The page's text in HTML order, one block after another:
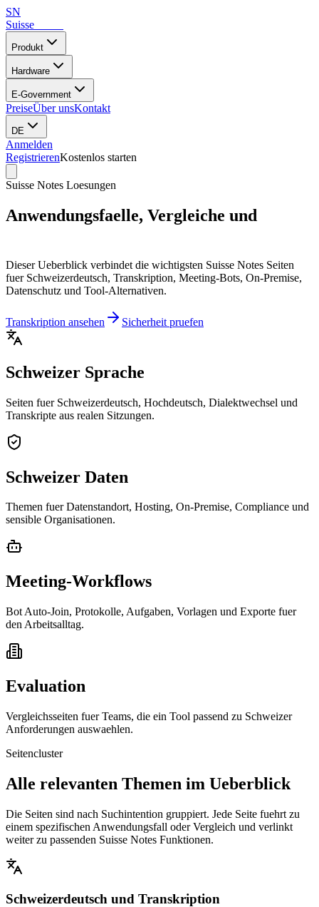
SN
Suisse
Produkt
Hardware
E-Government
PreiseÜber unsKontakt
DE
Anmelden
RegistrierenKostenlos starten
Suisse Notes Loesungen
Anwendungsfaelle, Vergleiche und
Dieser Ueberblick verbindet die wichtigsten Suisse Notes Seiten
fuer Schweizerdeutsch, Transkription, Meeting-Bots, On-Premise,
Datenschutz und Tool-Alternativen.
Transkription ansehen Sicherheit pruefen
Schweizer Sprache
Seiten fuer Schweizerdeutsch, Hochdeutsch, Dialektwechsel und
Transkripte aus realen Sitzungen.
Schweizer Daten
Themen fuer Datenstandort, Hosting, On-Premise, Compliance und
sensible Organisationen.
Meeting-Workflows
Bot Auto-Join, Protokolle, Aufgaben, Vorlagen und Exporte fuer
den Arbeitsalltag.
Evaluation
Vergleichsseiten fuer Teams, die ein Tool passend zu Schweizer
Anforderungen auswaehlen.
Seitencluster
Alle relevanten Themen im Ueberblick
Die Seiten sind nach Suchintention gruppiert. Jede Seite fuehrt zu
einem spezifischen Anwendungsfall oder Vergleich und verlinkt
weiter zu passenden Suisse Notes Funktionen.
Schweizerdeutsch und Transkription